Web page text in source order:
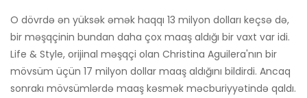
O dövrdə ən yüksək əmək haqqı 13 milyon dolları keçsə də,
bir məşqçinin bundan daha çox maaş aldığı bir vaxt var idi.
Life & Style, orijinal məşqçi olan Christina Aguilera'nın bir
mövsüm üçün 17 milyon dollar maaş aldığını bildirdi. Ancaq
sonrakı mövsümlərdə maaş kəsmək məcburiyyətində qaldı.